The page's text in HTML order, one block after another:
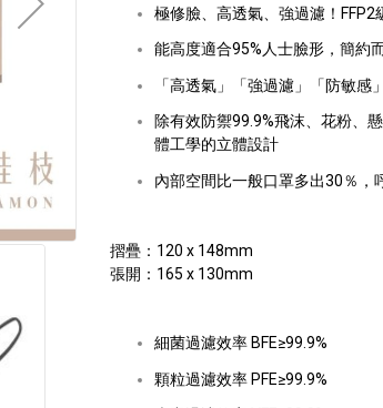
極修臉、高透氣、強過濾！FFP2
能高度適合95%人士臉形，簡約
「高透氣」「強過濾」「防敏感」
除有效防禦99.9%飛沫、花粉、
體工學的立體設計
內部空間比一般口罩多出30％，
摺疊：120 x 148mm
張開：165 x 130mm
細菌過濾效率 BFE≥99.9%
顆粒過濾效率 PFE≥99.9%